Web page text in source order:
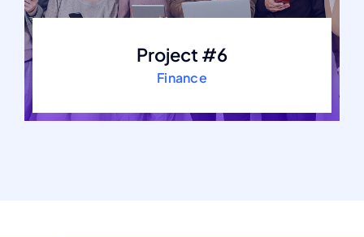
Project #6
Finance